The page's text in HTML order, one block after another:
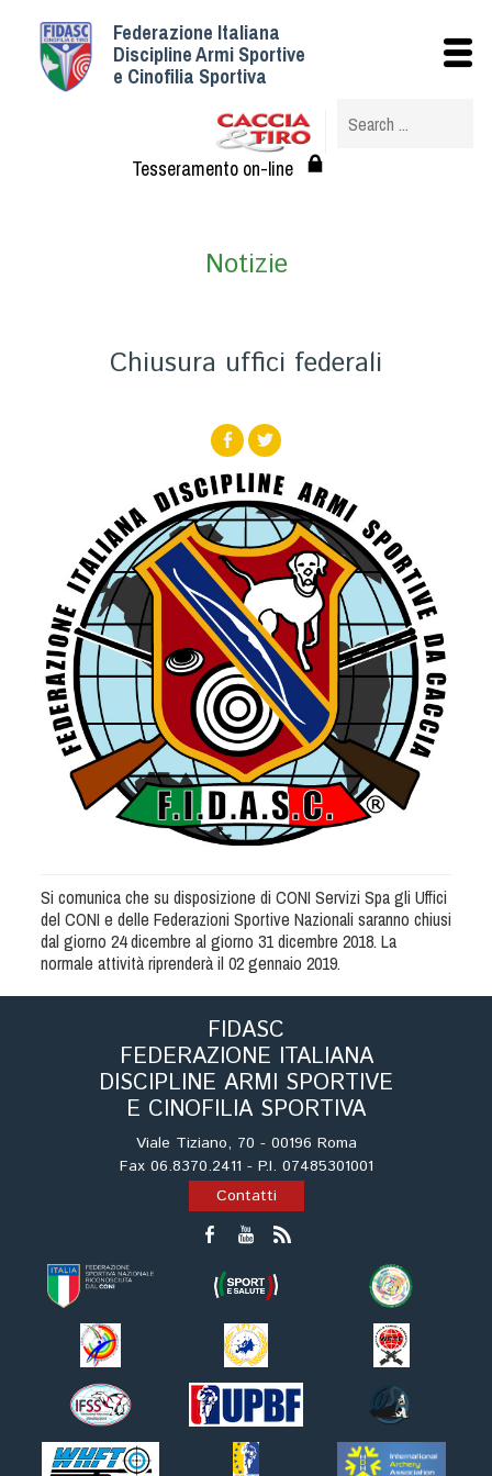
Federazione Italiana
Discipline Armi Sportive
e Cinofilia Sportiva
Tesseramento on-line
Notizie
Chiusura uffici federali
Si comunica che su disposizione di CONI Servizi Spa gli Uffici
del CONI e delle Federazioni Sportive Nazionali saranno chiusi
dal giorno 24 dicembre al giorno 31 dicembre 2018. La
normale attività riprenderà il 02 gennaio 2019.
FIDASC
FEDERAZIONE ITALIANA
DISCIPLINE ARMI SPORTIVE
E CINOFILIA SPORTIVA
Viale Tiziano, 70 - 00196 Roma
Fax 06.8370.2411 - P.I. 07485301001
Contatti
Istituzionale
Struttura
Albo Veterinari federali
Statuto e Regolamenti
Assicurazione
Società
Tesserati
Albo Fornitori
Referenti e gruppi di lavoro regionali
Scuole Federali
Tecnici
Direttori di Gara
Formazione
Calendario Manifestazioni
Organi di Giustizia - Dispositivi
Modelli e moduli
Albo Atleti Cinofili
Guida Locandine Ufficiali
English e Training Sporting
Tiro a Palla
Tiro con l'arco da caccia
Field Target
Paintball
Softair
Cinofilia Sportiva
Agility
DiscDog
Dog Balance
Dog Trail